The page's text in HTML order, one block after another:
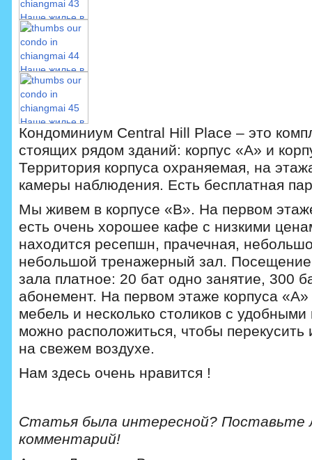
Кондоминиум Central Hill Place – это
стоящих рядом зданий: корпус «А» и
Территория корпуса охраняемая, на
камеры наблюдения. Есть бесплатная
Мы живем в корпусе «В». На первом
есть очень хорошее кафе с низкими
находится ресепшн, прачечная,
небольшой тренажерный зал.
зала платное: 20 бат одно занятие, 300
абонемент. На первом этаже корпуса «А»
мебель и несколько столиков с удобными
можно расположиться, чтобы перекусить
на свежем воздухе.
Нам здесь очень нравится !
Статья была интересной? Поставьте
комментарий!